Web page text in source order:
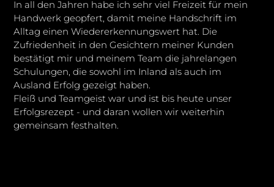
In all den Jahren habe ich sehr viel Freizeit für mein
Handwerk geopfert, damit meine Handschrift im
Alltag einen Wiedererkennungswert hat. Die
Zufriedenheit in den Gesichtern meiner Kunden
bestätigt mir und meinem Team die jahrelangen
Schulungen, die sowohl im Inland als auch im
Ausland Erfolg gezeigt haben.
Fleiß und Teamgeist war und ist bis heute unser
Erfolgsrezept - und daran wollen wir weiterhin
gemeinsam festhalten.